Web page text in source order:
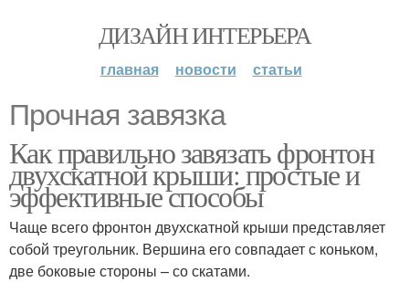
ДИЗАЙН ИНТЕРЬЕРА
главная новости статьи
Прочная завязка
Как правильно завязать фронтон
двухскатной крыши: простые и
эффективные способы
Чаще всего фронтон двухскатной крыши представляет
собой треугольник. Вершина его совпадает с коньком,
две боковые стороны – со скатами.